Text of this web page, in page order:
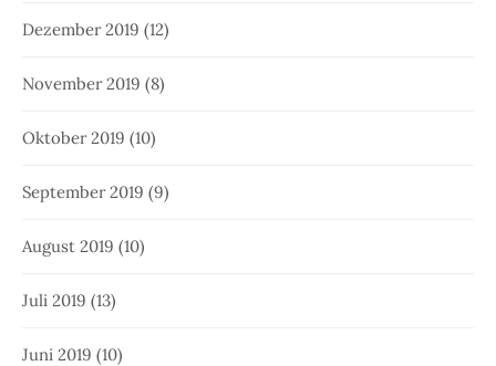
Dezember 2019 (12)
November 2019 (8)
Oktober 2019 (10)
September 2019 (9)
August 2019 (10)
Juli 2019 (13)
Juni 2019 (10)